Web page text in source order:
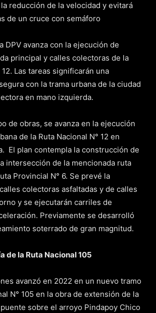
reducción de la velocidad y evitará
de un cruce con semáforo
DPV avanza con la ejecución de
principal y calles colectoras de la
12. Las tareas significarán una
con la trama urbana de la ciudad
en mano izquierda.
de obras, se avanza en la ejecución
de la Ruta Nacional N° 12 en
El plan contempla la construcción de
intersección de la mencionada ruta
Provincial N° 6. Se prevé la
colectoras asfaltadas y de calles
y se ejecutarán carriles de
Previamente se desarrolló
soterrado de gran magnitud.
de la Ruta Nacional 105
avanzó en 2022 en un nuevo tramo
N° 105 en la obra de extensión de la
sobre el arroyo Pindapoy Chico